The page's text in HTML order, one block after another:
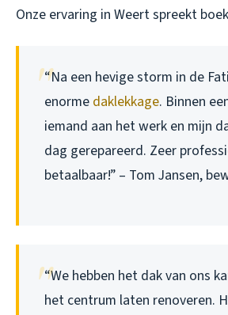
Onze ervaring in Weert spreekt
“Na een hevige storm in de
enorme daklekkage. Binnen
iemand aan het werk en mijn
dag gerepareerd. Zeer
betaalbaar!” – Tom Jansen,
“We hebben het dak van ons
het centrum laten renoveren.